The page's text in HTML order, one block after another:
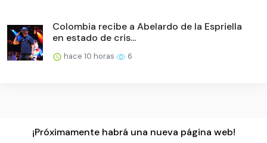
Colombia recibe a Abelardo de la Espriella
en estado de cris...
hace 10 horas 6
¡Próximamente habrá una nueva página web!